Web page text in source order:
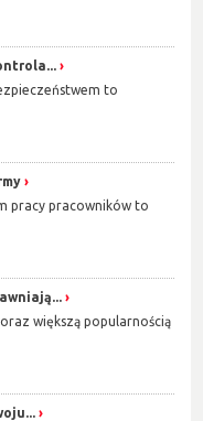
to
pracy pracowników to
większą popularnością